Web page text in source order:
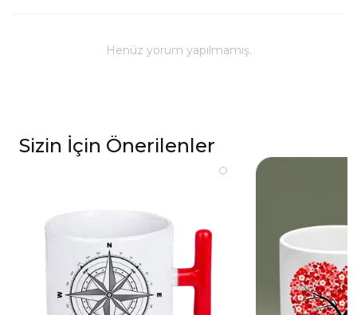
yıkanması önerilmektedir.
Henüz yorum yapılmamış.
Sizin İçin Önerilenler